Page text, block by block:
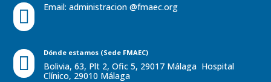
 Email: administracion @fmaec.org

Dónde estamos (Sede FMAEC)
Bolivia, 63, Plt 2, Ofic 5, 29017 Málaga Hospital
Clínico, 29010 Málaga